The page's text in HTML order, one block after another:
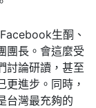
生酮、
團長。會這麼受
討論研讀，甚至
進步。同時，
台灣最充夠的